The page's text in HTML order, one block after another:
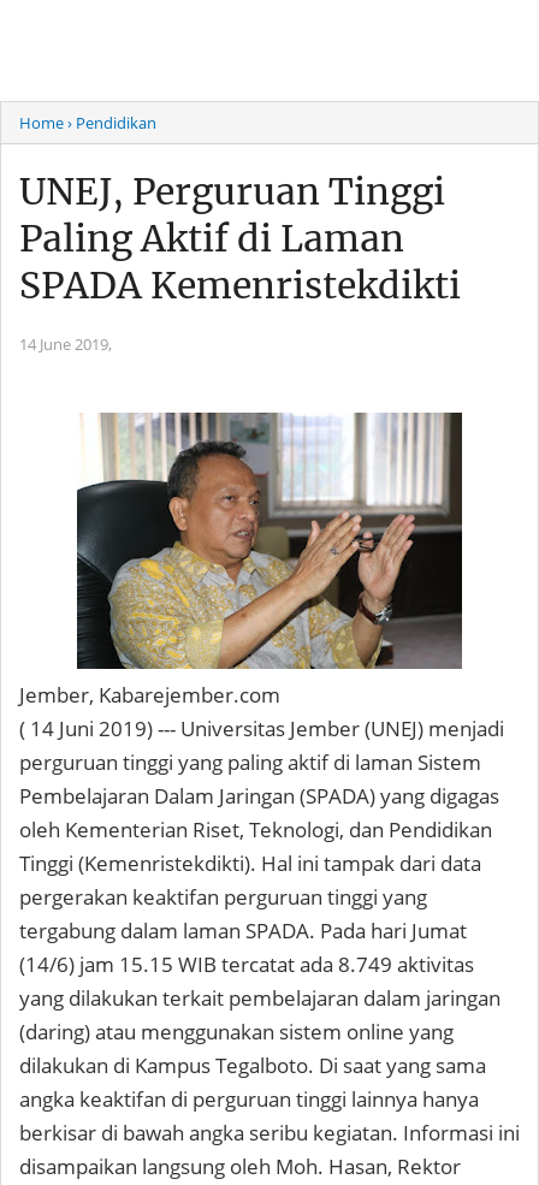
Home› Pendidikan
UNEJ, Perguruan Tinggi
Paling Aktif di Laman
SPADA Kemenristekdikti
14 June 2019,
Jember, Kabarejember.com
( 14 Juni 2019) --- Universitas Jember (UNEJ) menjadi
perguruan tinggi yang paling aktif di laman Sistem
Pembelajaran Dalam Jaringan (SPADA) yang digagas
oleh Kementerian Riset, Teknologi, dan Pendidikan
Tinggi (Kemenristekdikti). Hal ini tampak dari data
pergerakan keaktifan perguruan tinggi yang
tergabung dalam laman SPADA. Pada hari Jumat
(14/6) jam 15.15 WIB tercatat ada 8.749 aktivitas
yang dilakukan terkait pembelajaran dalam jaringan
(daring) atau menggunakan sistem online yang
dilakukan di Kampus Tegalboto. Di saat yang sama
angka keaktifan di perguruan tinggi lainnya hanya
berkisar di bawah angka seribu kegiatan. Informasi ini
disampaikan langsung oleh Moh. Hasan, Rektor